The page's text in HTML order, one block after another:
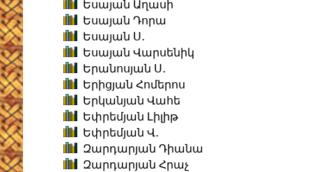
Եսայան Աղասի
Եսայան Դորա
Եսայան Ս․
Եսայան Վարսենիկ
Երանոսյան Ս․
Երիցյան Հոմերոս
Երկանյան Վահե
Եփրեմյան Լիլիթ
Եփրեմյան Վ․
Զարդարյան Դիանա
Զարդարյան Հրաչ